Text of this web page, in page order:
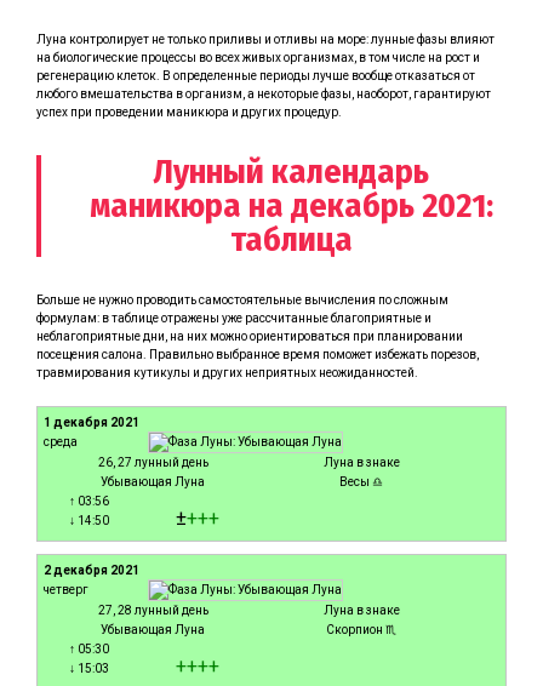
Луна контролирует не только приливы и отливы на море: лунные фазы влияют
на биологические процессы во всех живых организмах, в том числе на рост и
регенерацию клеток. В определенные периоды лучше вообще отказаться от
любого вмешательства в организм, а некоторые фазы, наоборот, гарантируют
успех при проведении маникюра и других процедур.
Лунный календарь
маникюра на декабрь 2021:
таблица
Больше не нужно проводить самостоятельные вычисления по сложным
формулам: в таблице отражены уже рассчитанные благоприятные и
неблагоприятные дни, на них можно ориентироваться при планировании
посещения салона. Правильно выбранное время поможет избежать порезов,
травмирования кутикулы и других неприятных неожиданностей.
1 декабря 2021
среда
26, 27 лунный день
Убывающая Луна
Луна в знаке
Весы ♎
↑ 03:56
↓ 14:50
±+++
2 декабря 2021
четверг
27, 28 лунный день
Убывающая Луна
Луна в знаке
Скорпион ♏
↑ 05:30
↓ 15:03
++++